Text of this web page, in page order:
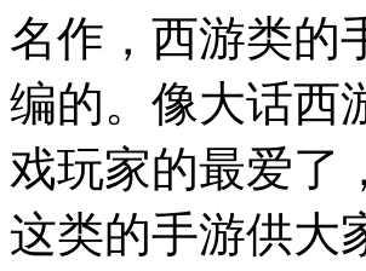
名作，西游类的
编的。像大话西
戏玩家的最爱了
这类的手游供大